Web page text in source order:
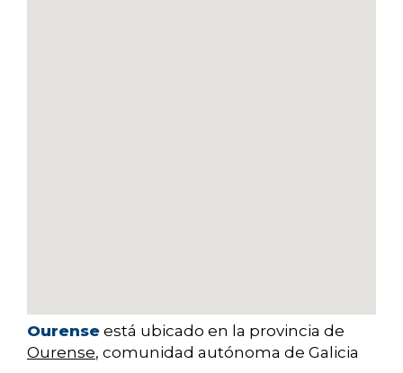
Ourense está ubicado en la provincia de
Ourense, comunidad autónoma de Galicia